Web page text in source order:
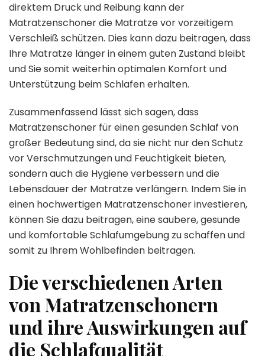
direktem Druck und Reibung kann der
Matratzenschoner die Matratze vor vorzeitigem
Verschleiß schützen. Dies kann dazu beitragen, dass
Ihre Matratze länger in einem guten Zustand bleibt
und Sie somit weiterhin optimalen Komfort und
Unterstützung beim Schlafen erhalten.
Zusammenfassend lässt sich sagen, dass
Matratzenschoner für einen gesunden Schlaf von
großer Bedeutung sind, da sie nicht nur den Schutz
vor Verschmutzungen und Feuchtigkeit bieten,
sondern auch die Hygiene verbessern und die
Lebensdauer der Matratze verlängern. Indem Sie in
einen hochwertigen Matratzenschoner investieren,
können Sie dazu beitragen, eine saubere, gesunde
und komfortable Schlafumgebung zu schaffen und
somit zu Ihrem Wohlbefinden beitragen.
Die verschiedenen Arten
von Matratzenschonern
und ihre Auswirkungen auf
die Schlafqualität